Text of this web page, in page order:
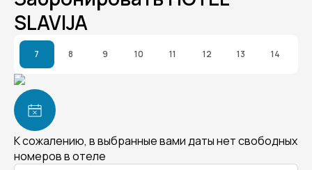
SLAVIJA
7 8 9 10 11 12 13 14
К сожалению, в выбранные вами даты нет свободных
номеров в отеле